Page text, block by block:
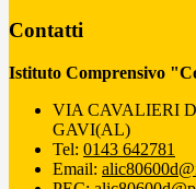
Contatti
Istituto Comprensivo
VIA CAVALIERI
GAVI(AL)
Tel: 0143 642781
Email: